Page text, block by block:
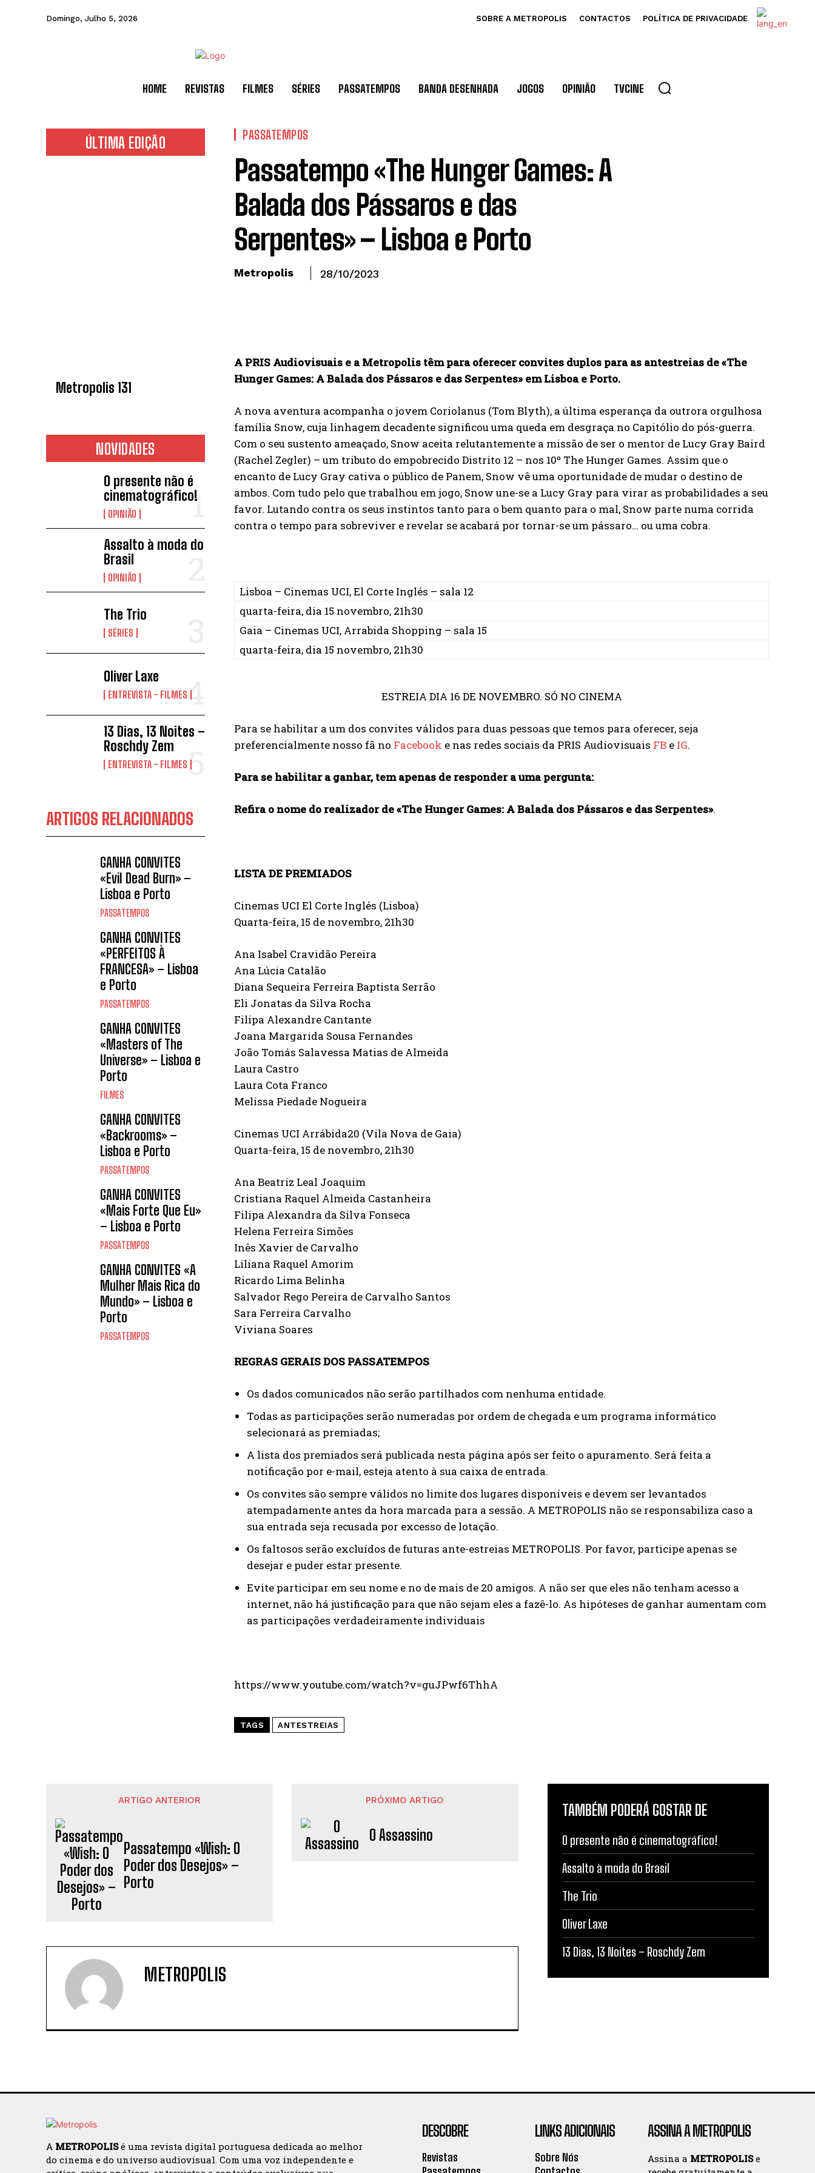
Domingo, Julho 5, 2026 SOBRE A METROPOLIS CONTACTOS POLÍTICA DE PRIVACIDADE
HOME REVISTAS FILMES SÉRIES PASSATEMPOS BANDA DESENHADA JOGOS OPINIÃO TVCINE
ÚLTIMA EDIÇÃO
Metropolis 131
NOVIDADES
O presente não é
cinematográfico!
OPINIÃO
Assalto à moda do
Brasil
OPINIÃO
The Trio
SÉRIES
Oliver Laxe
ENTREVISTA - FILMES
13 Dias, 13 Noites –
Roschdy Zem
ENTREVISTA - FILMES
ARTIGOS RELACIONADOS
GANHA CONVITES
«Evil Dead Burn» –
Lisboa e Porto
PASSATEMPOS
GANHA CONVITES
«PERFEITOS À
FRANCESA» – Lisboa
e Porto
PASSATEMPOS
GANHA CONVITES
«Masters of The
Universe» – Lisboa e
Porto
FILMES
GANHA CONVITES
«Backrooms» –
Lisboa e Porto
PASSATEMPOS
GANHA CONVITES
«Mais Forte Que Eu»
– Lisboa e Porto
PASSATEMPOS
GANHA CONVITES «A
Mulher Mais Rica do
Mundo» – Lisboa e
Porto
PASSATEMPOS
PASSATEMPOS
Passatempo «The Hunger Games: A
Balada dos Pássaros e das
Serpentes» – Lisboa e Porto
Metropolis 28/10/2023
A PRIS Audiovisuais e a Metropolis têm para oferecer convites duplos para as antestreias de «The
Hunger Games: A Balada dos Pássaros e das Serpentes» em Lisboa e Porto.
A nova aventura acompanha o jovem Coriolanus (Tom Blyth), a última esperança da outrora orgulhosa
família Snow, cuja linhagem decadente significou uma queda em desgraça no Capitólio do pós-guerra.
Com o seu sustento ameaçado, Snow aceita relutantemente a missão de ser o mentor de Lucy Gray Baird
(Rachel Zegler) – um tributo do empobrecido Distrito 12 – nos 10º The Hunger Games. Assim que o
encanto de Lucy Gray cativa o público de Panem, Snow vê uma oportunidade de mudar o destino de
ambos. Com tudo pelo que trabalhou em jogo, Snow une-se a Lucy Gray para virar as probabilidades a seu
favor. Lutando contra os seus instintos tanto para o bem quanto para o mal, Snow parte numa corrida
contra o tempo para sobreviver e revelar se acabará por tornar-se um pássaro… ou uma cobra.
Lisboa – Cinemas UCI, El Corte Inglés – sala 12
quarta-feira, dia 15 novembro, 21h30
Gaia – Cinemas UCI, Arrabida Shopping – sala 15
quarta-feira, dia 15 novembro, 21h30
ESTREIA DIA 16 DE NOVEMBRO. SÓ NO CINEMA
Para se habilitar a um dos convites válidos para duas pessoas que temos para oferecer, seja
preferencialmente nosso fã no Facebook e nas redes sociais da PRIS Audiovisuais FB e IG.
Para se habilitar a ganhar, tem apenas de responder a uma pergunta:
Refira o nome do realizador de «The Hunger Games: A Balada dos Pássaros e das Serpentes».
LISTA DE PREMIADOS
Cinemas UCI El Corte Inglés (Lisboa)
Quarta-feira, 15 de novembro, 21h30
Ana Isabel Cravidão Pereira
Ana Lúcia Catalão
Diana Sequeira Ferreira Baptista Serrão
Eli Jonatas da Silva Rocha
Filipa Alexandre Cantante
Joana Margarida Sousa Fernandes
João Tomás Salavessa Matias de Almeida
Laura Castro
Laura Cota Franco
Melissa Piedade Nogueira
Cinemas UCI Arrábida20 (Vila Nova de Gaia)
Quarta-feira, 15 de novembro, 21h30
Ana Beatriz Leal Joaquim
Cristiana Raquel Almeida Castanheira
Filipa Alexandra da Silva Fonseca
Helena Ferreira Simões
Inês Xavier de Carvalho
Liliana Raquel Amorim
Ricardo Lima Belinha
Salvador Rego Pereira de Carvalho Santos
Sara Ferreira Carvalho
Viviana Soares
REGRAS GERAIS DOS PASSATEMPOS
Os dados comunicados não serão partilhados com nenhuma entidade.
Todas as participações serão numeradas por ordem de chegada e um programa informático
selecionará as premiadas;
A lista dos premiados será publicada nesta página após ser feito o apuramento. Será feita a
notificação por e-mail, esteja atento à sua caixa de entrada.
Os convites são sempre válidos no limite dos lugares disponíveis e devem ser levantados
atempadamente antes da hora marcada para a sessão. A METROPOLIS não se responsabiliza caso a
sua entrada seja recusada por excesso de lotação.
Os faltosos serão excluídos de futuras ante-estreias METROPOLIS. Por favor, participe apenas se
desejar e puder estar presente.
Evite participar em seu nome e no de mais de 20 amigos. A não ser que eles não tenham acesso a
internet, não há justificação para que não sejam eles a fazê-lo. As hipóteses de ganhar aumentam com
as participações verdadeiramente individuais
https://www.youtube.com/watch?v=guJPwf6ThhA
TAGS ANTESTREIAS
ARTIGO ANTERIOR
Passatempo «Wish: O
Poder dos Desejos» –
Porto
PRÓXIMO ARTIGO
O Assassino
METROPOLIS
TAMBÉM PODERÁ GOSTAR DE
O presente não é cinematográfico!
Assalto à moda do Brasil
The Trio
Oliver Laxe
13 Dias, 13 Noites – Roschdy Zem
A METROPOLISé uma revista digital portuguesa dedicada ao melhor
do cinema e do universo audiovisual. Com uma voz independente e
DESCOBRE
Revistas
LINKS ADICIONAIS
Sobre Nós
ASSINA A METROPOLIS
Assina a METROPOLISe